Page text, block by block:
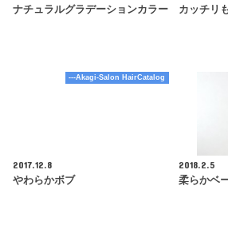
ナチュラルグラデーションカラー
カッチリ
---Akagi-Salon HairCatalog
2017.12.8
やわらかボブ
2018.2.5
柔らかベ